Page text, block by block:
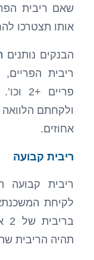
שאם ריבית
אותו תצטרכו
הבנקים נותנים
אחוזים.
ריבית קבועה
ריבית
לקיחת
תהיה הריבית